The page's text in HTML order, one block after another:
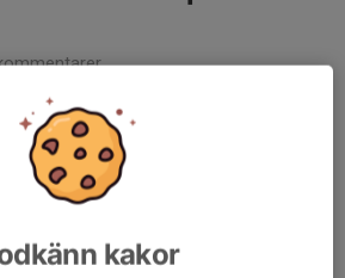
Kujundzic att sluta som huvudtränare
avslutar även Vedran Vuletic sitt jobb
och Dan Johansson tar över laget
kakor